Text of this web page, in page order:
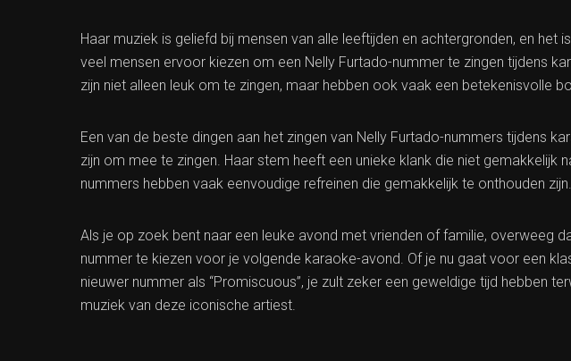
Haar muziek is geliefd bij mensen van alle leeftijden en achtergronden, en het
veel mensen ervoor kiezen om een Nelly Furtado-nummer te zingen tijdens
zijn niet alleen leuk om te zingen, maar hebben ook vaak een betekenisvolle
Een van de beste dingen aan het zingen van Nelly Furtado-nummers tijdens
zijn om mee te zingen. Haar stem heeft een unieke klank die niet gemakkelijk
nummers hebben vaak eenvoudige refreinen die gemakkelijk te onthouden zijn.
Als je op zoek bent naar een leuke avond met vrienden of familie, overweeg
nummer te kiezen voor je volgende karaoke-avond. Of je nu gaat voor een
nieuwer nummer als “Promiscuous”, je zult zeker een geweldige tijd hebben
muziek van deze iconische artiest.